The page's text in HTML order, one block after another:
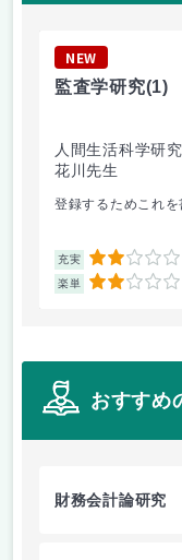
NEW
監査学研究(1)
人間生活科学研
花川先生
登録するためこれ
充実 2
楽単 2
おすすめ
財務会計論研究